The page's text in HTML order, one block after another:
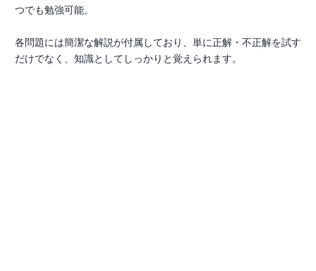
つでも勉強可能。
各問題には簡潔な解説が付属しており、単に正解・不正解を試す
だけでなく、知識としてしっかりと覚えられます。